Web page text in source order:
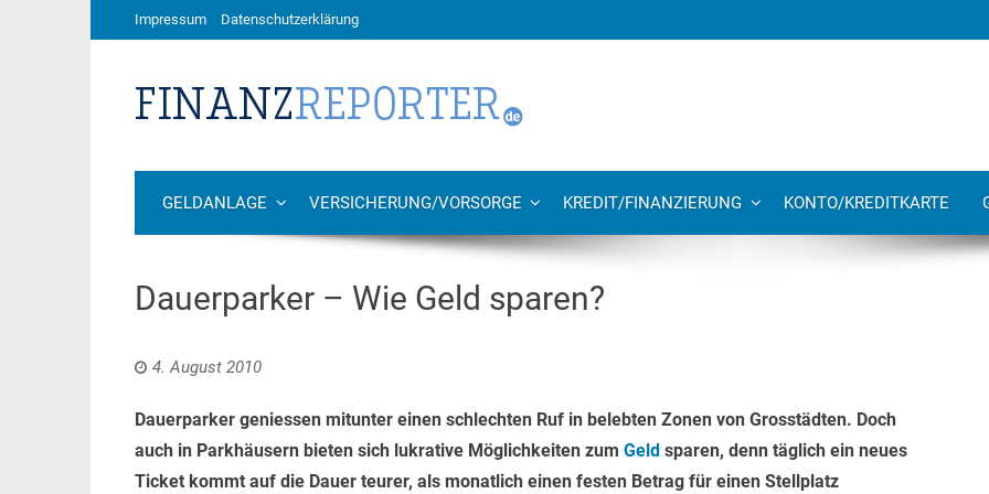
Impressum Datenschutzerklärung
GELDANLAGE VERSICHERUNG/VORSORGE KREDIT/FINANZIERUNG KONTO/KREDITKARTE
Dauerparker – Wie Geld sparen?
4. August 2010
Dauerparker geniessen mitunter einen schlechten Ruf in belebten Zonen von Grosstädten. Doch
auch in Parkhäusern bieten sich lukrative Möglichkeiten zum Geld sparen, denn täglich ein neues
Ticket kommt auf die Dauer teurer, als monatlich einen festen Betrag für einen Stellplatz